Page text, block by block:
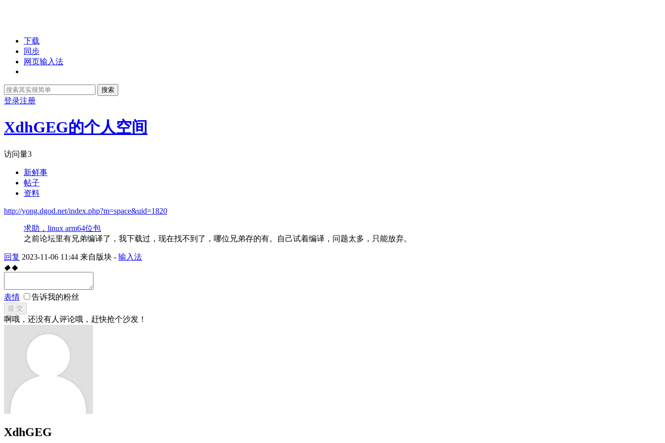
下载
同步
网页输入法
搜索
登录注册
XdhGEG的个人空间
访问量3
新鲜事
帖子
资料
http://yong.dgod.net/index.php?m=space&uid=1820
求助，linux arm64位包
之前论坛里有兄弟编译了，我下载过，现在找不到了，哪位兄弟存的有。自己试着编译，问题太多，只能放弃。
回复 2023-11-06 11:44 来自版块 - 输入法
◆ ◆
表情 告诉我的粉丝
提 交
啊哦，还没有人评论哦，赶快抢个沙发！
XdhGEG